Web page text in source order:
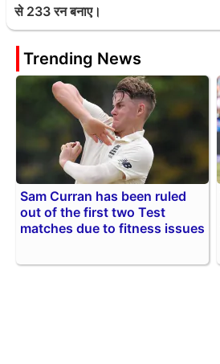
से 233 रन बनाए।
Trending News
Sam Curran has been ruled
out of the first two Test
matches due to fitness issues